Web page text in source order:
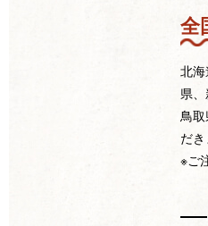
全
北
県
鳥
だき
※ご